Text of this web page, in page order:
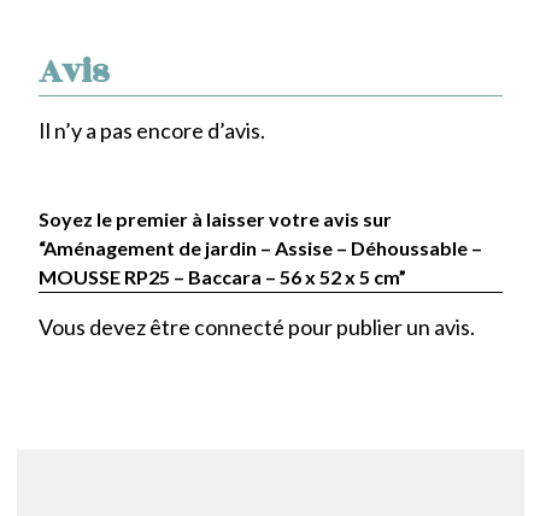
Avis
Il n’y a pas encore d’avis.
Soyez le premier à laisser votre avis sur
“Aménagement de jardin – Assise – Déhoussable –
MOUSSE RP25 – Baccara – 56 x 52 x 5 cm”
Vous devez être connecté pour publier un avis.